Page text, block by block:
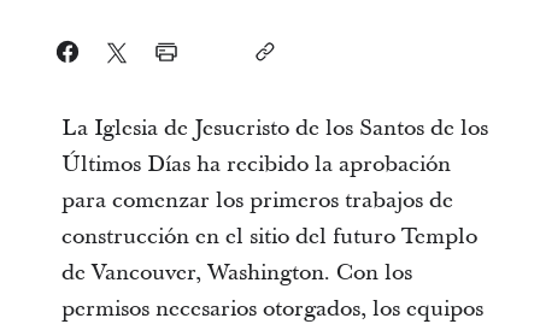
La Iglesia de Jesucristo de los Santos de los
Últimos Días ha recibido la aprobación
para comenzar los primeros trabajos de
construcción en el sitio del futuro Templo
de Vancouver, Washington. Con los
permisos necesarios otorgados, los equipos